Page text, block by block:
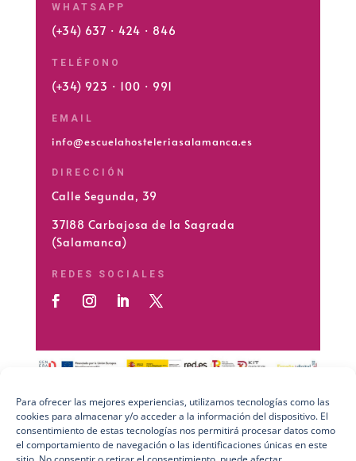
Para ofrecer las mejores experiencias, utilizamos tecnologías como las
cookies para almacenar y/o acceder a la información del dispositivo. El
consentimiento de estas tecnologías nos permitirá procesar datos como
el comportamiento de navegación o las identificaciones únicas en este
WHATSAPP
(+34) 637 · 424 · 846
TELÉFONO
(+34) 923 · 100 · 991
EMAIL
info@escuelahosteleriasalamanca.es
DIRECCIÓN
Calle Segunda, 39
37188 Carbajosa de la Sagrada
(Salamanca)
REDES SOCIALES
Preguntas Frecuentes (FAQs)
Aviso Legal